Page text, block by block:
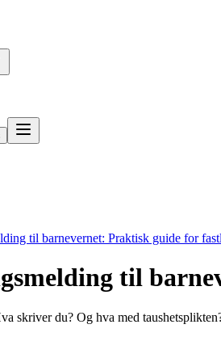
til barnevernet: Praktisk guide for
til
skriver du? Og hva med